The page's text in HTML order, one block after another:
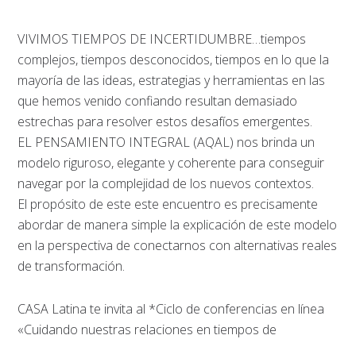
VIVIMOS TIEMPOS DE INCERTIDUMBRE…tiempos
complejos, tiempos desconocidos, tiempos en lo que la
mayoría de las ideas, estrategias y herramientas en las
que hemos venido confiando resultan demasiado
estrechas para resolver estos desafíos emergentes.
EL PENSAMIENTO INTEGRAL (AQAL) nos brinda un
modelo riguroso, elegante y coherente para conseguir
navegar por la complejidad de los nuevos contextos.
El propósito de este este encuentro es precisamente
abordar de manera simple la explicación de este modelo
en la perspectiva de conectarnos con alternativas reales
de transformación.
CASA Latina te invita al *Ciclo de conferencias en línea
«Cuidando nuestras relaciones en tiempos de